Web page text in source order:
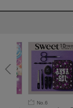
No.6